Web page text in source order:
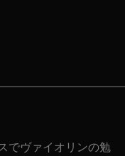
でヴァイオリンの勉